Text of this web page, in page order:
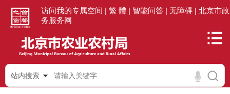
访问我的专属空间 | 繁 體 | 智能问答 | 无障碍 | 北京市政
务服务网
站内搜索